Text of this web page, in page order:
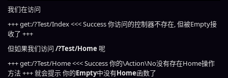
我们在访问
+++ get:/?Test/Index <<< Success 你访问的控制器不存在, 但被Empty接
收了 +++
但如果我们访问 /?Test/Home 呢
+++ get:/?Test/Home <<< Success 你的\Action\No没有存在Home操作
方法 +++ 就会提示 你的Empty中没有Home函数了